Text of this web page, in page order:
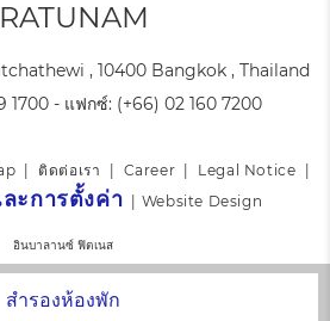
, 10400 Bangkok , Thailand
1700- แฟกซ์: (+66) 02 160 7200
ติดต่อเรา Career Legal Notice
ะการตั้งค่า Website Design
อินบาลานซ์ ฟิตเนส
สำรองห้องพัก